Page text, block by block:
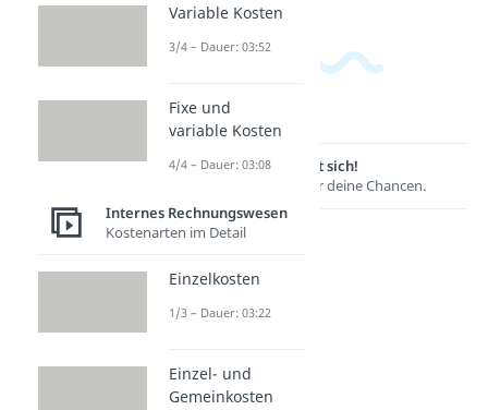
Lernen lohnt sich!
Entdecke hier deine Chancen.
Variable Kosten
3/4 – Dauer: 03:52
Fixe und
variable Kosten
4/4 – Dauer: 03:08
Internes Rechnungswesen
Kostenarten im Detail
Einzelkosten
1/3 – Dauer: 03:22
Einzel- und
Gemeinkosten